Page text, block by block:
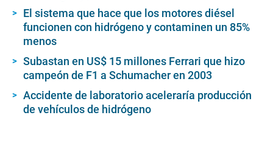
El sistema que hace que los motores diésel
funcionen con hidrógeno y contaminen un 85%
menos
Subastan en US$ 15 millones Ferrari que hizo
campeón de F1 a Schumacher en 2003
Accidente de laboratorio aceleraría producción
de vehículos de hidrógeno